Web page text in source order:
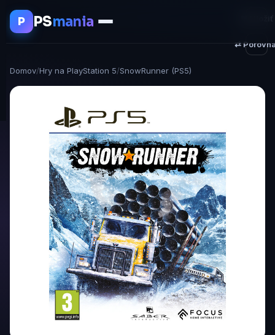
P PSmania
Domov/Hry na PlayStation 5/SnowRunner (PS5)
⇄